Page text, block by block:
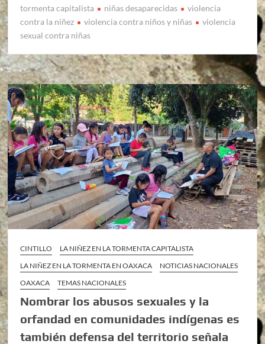
tormenta capitalista
niñas desaparecidas
violencia
contra la niñez
violencia contra niños y niñas
violencia
sexual contra niñas
CINTILLO
LA NIÑEZ EN LA TORMENTA CAPITALISTA
LA NIÑEZ EN LA TORMENTA EN OAXACA
NOTICIAS NACIONALES
OAXACA
TEMAS NACIONALES
Nombrar los abusos sexuales y la
orfandad en comunidades indígenas es
también defensa del territorio señala